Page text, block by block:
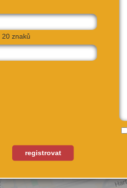
20 znaků
registrovat